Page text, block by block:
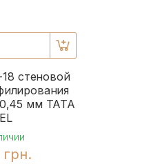
стеновой
мм TATA
грн.